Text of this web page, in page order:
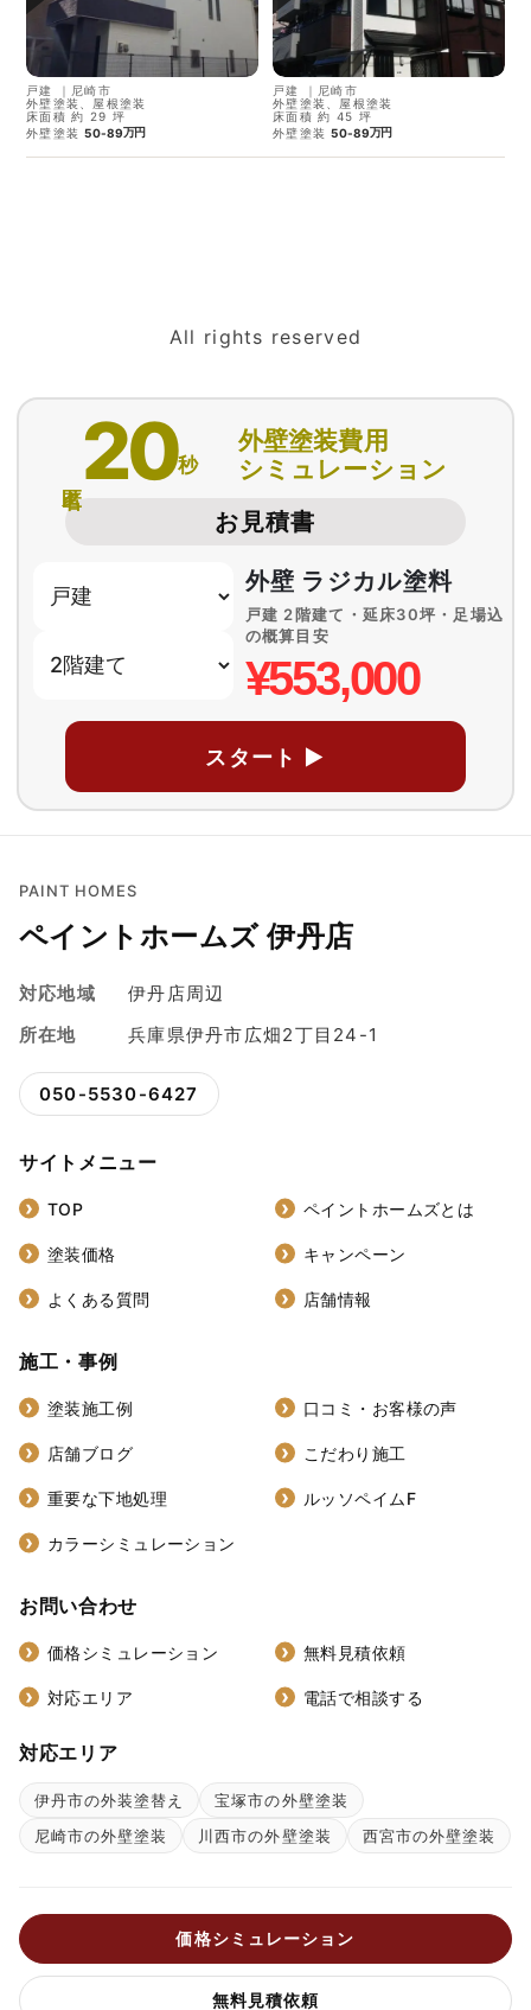
戸建 ｜ 尼崎市
外壁塗装、屋根塗装
床面積 約 29 坪
外壁塗装 50-89万円
戸建 ｜ 尼崎市
外壁塗装、屋根塗装
床面積 約 45 坪
外壁塗装 50-89万円
All rights reserved
20秒
外壁塗装費用
シミュレーション
お見積書
外壁 ラジカル塗料
戸建 2階建て・延床30坪・足場込
の概算目安
¥553,000
スタート ▶
PAINT HOMES
ペイントホームズ 伊丹店
対応地域
伊丹店周辺
所在地
兵庫県伊丹市広畑2丁目24-1
050-5530-6427
サイトメニュー
TOP ペイントホームズとは
塗装価格 キャンペーン
よくある質問 店舗情報
施工・事例
塗装施工例 口コミ・お客様の声
店舗ブログ こだわり施工
重要な下地処理 ルッソペイムF
カラーシミュレーション
お問い合わせ
価格シミュレーション 無料見積依頼
対応エリア 電話で相談する
対応エリア
伊丹市の外装塗替え
宝塚市の外壁塗装
尼崎市の外壁塗装
川西市の外壁塗装 西宮市の外壁塗装
価格シミュレーション
無料見積依頼